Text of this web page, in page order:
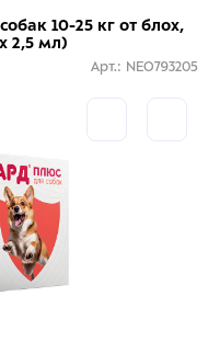
10-25 кг от блох,
2,5 мл)
Арт.: NEO793205